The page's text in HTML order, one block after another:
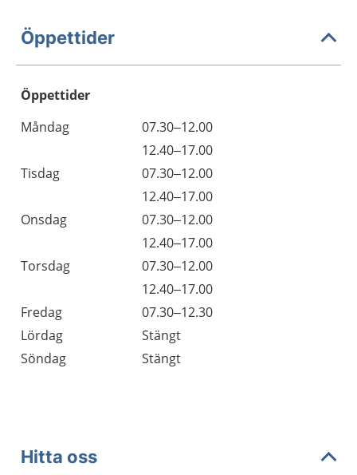
Öppettider
Öppettider
Dag
Öppettider
Kommentarer
Måndag
07.30–12.00
12.40–17.00
Tisdag
07.30–12.00
12.40–17.00
Onsdag
07.30–12.00
12.40–17.00
Torsdag
07.30–12.00
12.40–17.00
Fredag
07.30–12.30
Lördag
Stängt
Söndag
Stängt
Hitta oss